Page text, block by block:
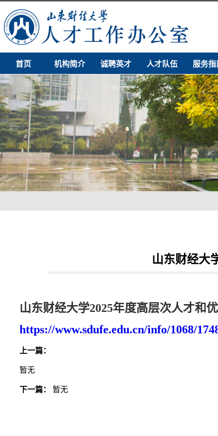
首页 机构简介 诚聘英才 人才队伍 服务指
山东财经大
山东财经大学2025年度高层次人才和
https://www.sdufe.edu.cn/info/1068/
上一篇：
暂无
下一篇： 暂无